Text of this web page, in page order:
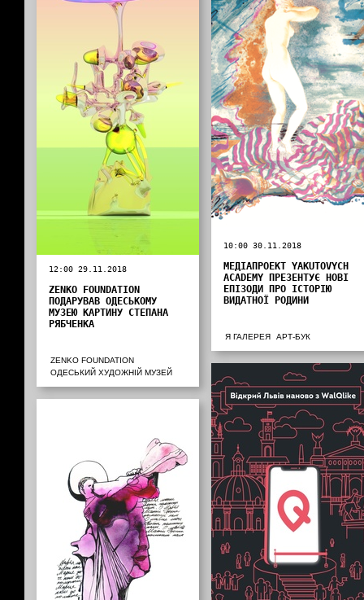
10:00 30.11.2018
МЕДІАПРОЕКТ YAKUTOVYCH
ACADEMY ПРЕЗЕНТУЄ НОВІ
ЕПІЗОДИ ПРО ІСТОРІЮ
ВИДАТНОЇ РОДИНИ
Я ГАЛЕРЕЯ АРТ-БУК
12:00 29.11.2018
ZENKO FOUNDATION
ПОДАРУВАВ ОДЕСЬКОМУ
МУЗЕЮ КАРТИНУ СТЕПАНА
РЯБЧЕНКА
ZENKO FOUNDATION
ОДЕСЬКИЙ ХУДОЖНІЙ МУЗЕЙ